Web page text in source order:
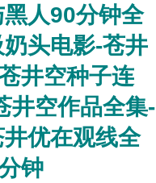
人90分钟全
头电影-苍井
井空种子连
井空作品全集-
优在观线全
钟